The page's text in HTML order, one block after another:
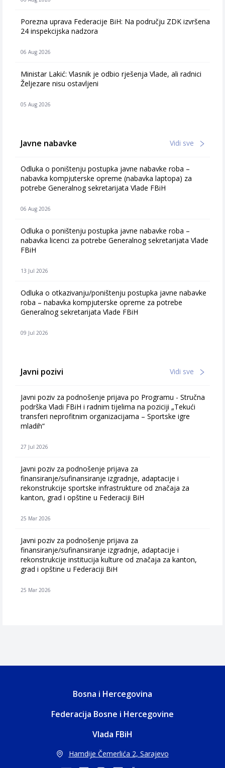
Porezna uprava Federacije BiH: Na području ZDK izvršena
24 inspekcijska nadzora
06 Aug 2026
Ministar Lakić: Vlasnik je odbio rješenja Vlade, ali radnici
Željezare nisu ostavljeni
05 Aug 2026
Javne nabavke Vidi sve
Odluka o poništenju postupka javne nabavke roba –
nabavka kompjuterske opreme (nabavka laptopa) za
potrebe Generalnog sekretarijata Vlade FBiH
06 Aug 2026
Odluka o poništenju postupka javne nabavke roba –
nabavka licenci za potrebe Generalnog sekretarijata Vlade
FBiH
13 Jul 2026
Odluka o otkazivanju/poništenju postupka javne nabavke
roba – nabavka kompjuterske opreme za potrebe
Generalnog sekretarijata Vlade FBiH
09 Jul 2026
Javni pozivi Vidi sve
Javni poziv za podnošenje prijava po Programu - Stručna
podrška Vladi FBiH i radnim tijelima na poziciji „Tekući
transferi neprofitnim organizacijama – Sportske igre
mladih“
27 Jul 2026
Javni poziv za podnošenje prijava za
finansiranje/sufinansiranje izgradnje, adaptacije i
rekonstrukcije sportske infrastrukture od značaja za
kanton, grad i opštine u Federaciji BiH
25 Mar 2026
Javni poziv za podnošenje prijava za
finansiranje/sufinansiranje izgradnje, adaptacije i
rekonstrukcije institucija kulture od značaja za kanton,
grad i opštine u Federaciji BiH
25 Mar 2026
Bosna i Hercegovina
Federacija Bosne i Hercegovine
Vlada FBiH
Hamdije Čemerlića 2, Sarajevo